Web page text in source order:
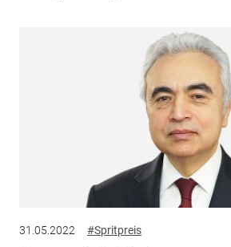
31.05.2022 #Spritpreis